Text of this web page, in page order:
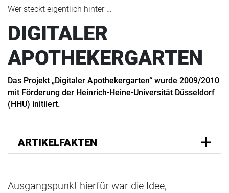
Wer steckt eigentlich hinter …
DIGITALER
APOTHEKERGARTEN
Das Projekt „Digitaler Apothekergarten“ wurde 2009/2010
mit Förderung der Heinrich-Heine-Universität Düsseldorf
(HHU) initiiert.
ARTIKELFAKTEN
Ausgangspunkt hierfür war die Idee,